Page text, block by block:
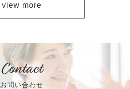
view more
Contact
お問い合わせ